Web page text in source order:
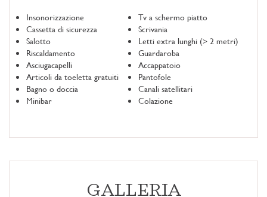
Insonorizzazione
Tv a schermo piatto
Cassetta di sicurezza
Scrivania
Salotto
Letti extra lunghi (> 2 metri)
Riscaldamento
Guardaroba
Asciugacapelli
Accappatoio
Articoli da toeletta gratuiti
Pantofole
Bagno o doccia
Canali satellitari
Minibar
Colazione
GALLERIA